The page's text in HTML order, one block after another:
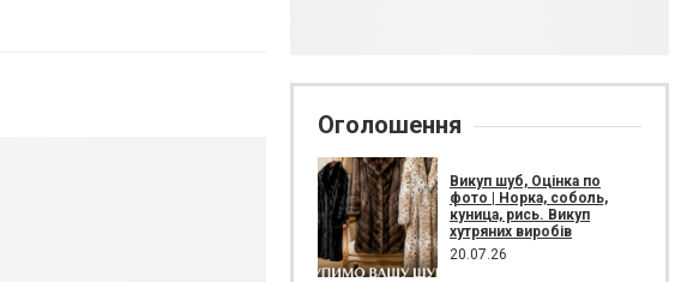
Оголошення
Викуп шуб, Оцінка по
фото | Норка, соболь,
куница, рись. Викуп
хутряних виробів
20.07.26